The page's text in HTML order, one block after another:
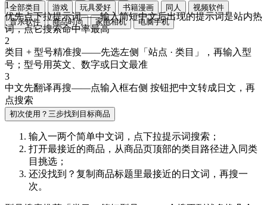
全部类目
游戏 玩具爱好 书籍漫画 同人
视频软件
音乐软件
商品时尚 家电相机 电脑手机
1
优先点下拉提示词——输入简短中文后出现的提示词是站内热
词，点它搜索命中率最高
2
类目 + 型号精准搜——先选左侧「站点 · 类目」，再输入型
号；型号用英文、数字或日文最准
3
中文先翻译再搜——点输入框右侧 按钮把中文转成日文 ，再
点搜索
初次使用？三步找到目标商品
输入一两个简单中文词，点下拉提示词搜索；
打开最接近的商品，从商品页顶部的类目路径进入同类
目挑选；
还没找到？复制商品标题里最接近的 日文词 ，再搜一
次。